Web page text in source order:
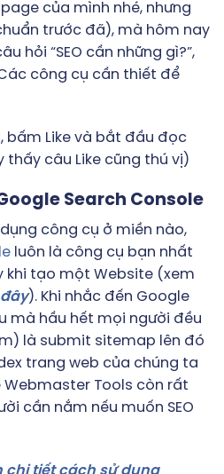
của mình nhé, nhưng
trước đã), mà hôm nay
hỏi “SEO cần những gì?”,
công cụ cần thiết để
bấm Like và bắt đầu đọc
câu Like cũng thú vị)
Search Console
công cụ ở miền nào,
luôn là công cụ bạn nhất
khi tạo một Website (xem
). Khi nhắc đến Google
mà hầu hết mọi người đều
là submit sitemap lên đó
trang web của chúng ta
Webmaster Tools còn rất
cần nắm nếu muốn SEO